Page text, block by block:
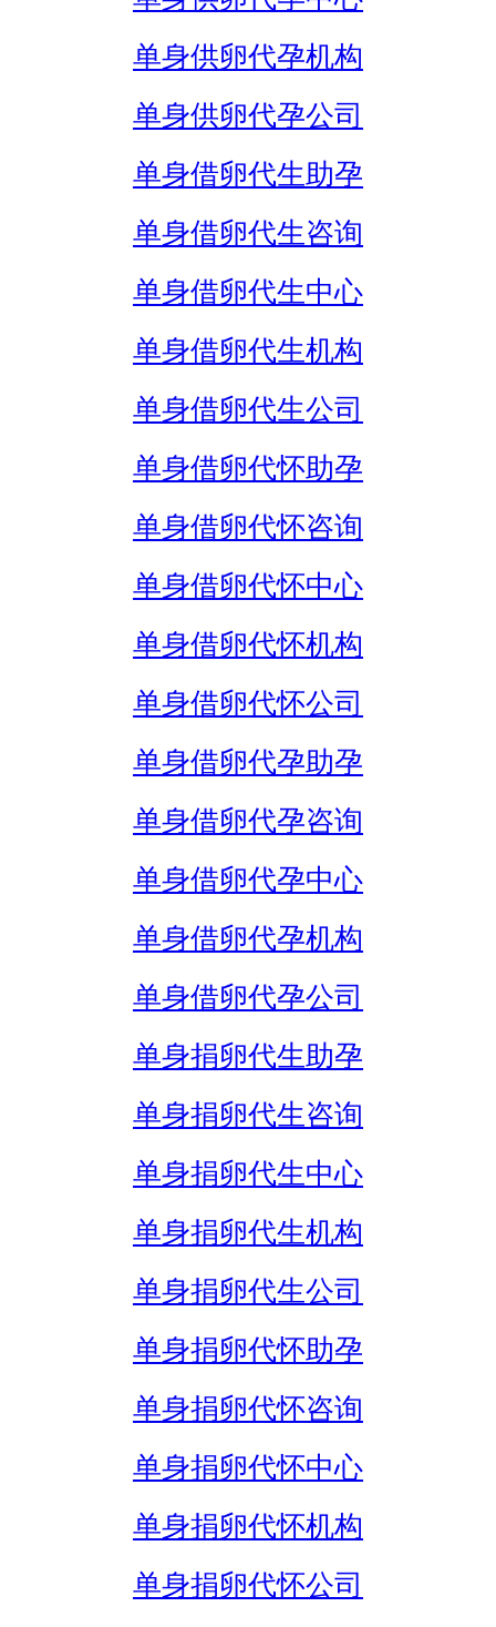
单身供卵代孕机构
单身供卵代孕公司
单身借卵代生助孕
单身借卵代生咨询
单身借卵代生中心
单身借卵代生机构
单身借卵代生公司
单身借卵代怀助孕
单身借卵代怀咨询
单身借卵代怀中心
单身借卵代怀机构
单身借卵代怀公司
单身借卵代孕助孕
单身借卵代孕咨询
单身借卵代孕中心
单身借卵代孕机构
单身借卵代孕公司
单身捐卵代生助孕
单身捐卵代生咨询
单身捐卵代生中心
单身捐卵代生机构
单身捐卵代生公司
单身捐卵代怀助孕
单身捐卵代怀咨询
单身捐卵代怀中心
单身捐卵代怀机构
单身捐卵代怀公司